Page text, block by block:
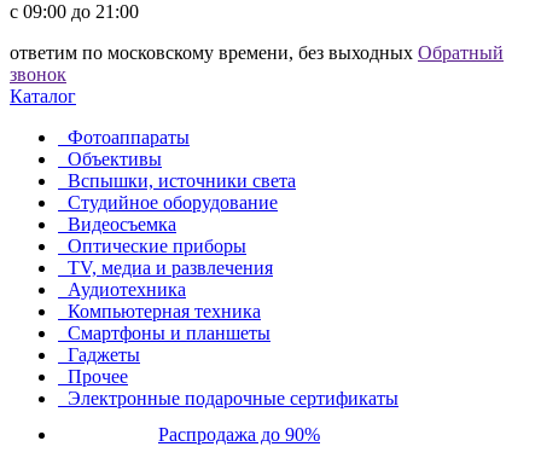
c 09:00 до 21:00
ответим по московскому времени, без выходных Обратный
звонок
Каталог
Фотоаппараты
Объективы
Вспышки, источники света
Студийное оборудование
Видеосъемка
Оптические приборы
TV, медиа и развлечения
Аудиотехника
Компьютерная техника
Смартфоны и планшеты
Гаджеты
Прочее
Электронные подарочные сертификаты
Распродажа до 90%